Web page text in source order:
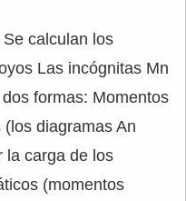
calculan los
Las incógnitas Mn
formas: Momentos
diagramas An
la carga de los
(momentos